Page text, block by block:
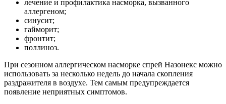
лечение и профилактика насморка, вызванного
аллергеном;
синусит;
гайморит;
фронтит;
поллиноз.
При сезонном аллергическом насморке спрей Назонекс можно
использовать за несколько недель до начала скопления
раздражителя в воздухе. Тем самым предупреждается
появление неприятных симптомов.